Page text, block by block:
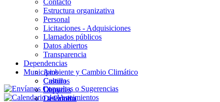
Contacto
Estructura organizativa
Personal
Licitaciones - Adquisiciones
Llamados públicos
Datos abiertos
Transparencia
Dependencias
Ambiente y Cambio Climático
Cultura
Deportes
Desarrollo
Municipios
Castillos
Chuy
La Paloma